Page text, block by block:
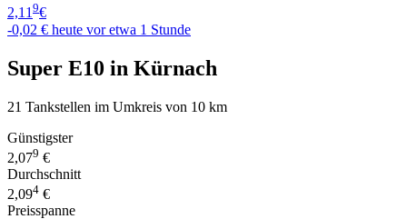
2,119€
-0,02 € heute vor etwa 1 Stunde
Super E10 in Kürnach
21 Tankstellen im Umkreis von 10 km
Günstigster
2,079 €
Durchschnitt
2,094 €
Preisspanne